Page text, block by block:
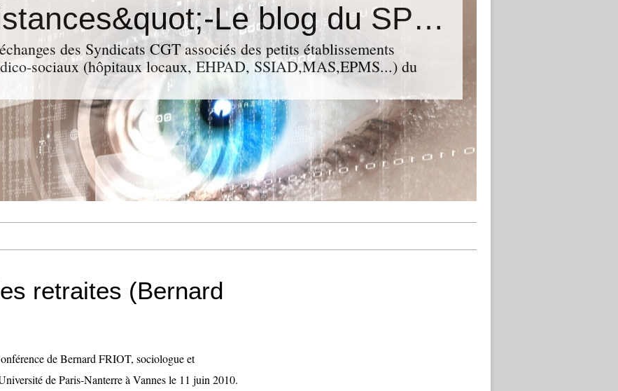
&quot;Résistances&quot;-Le blog du SPHAB/CGT (56-Guémené-sur-Scorff) et des Syndicats CGT associés des petits établissements sanitaires, sociaux et médico-sociaux du Morbihan qui résistent à la casse
des Syndicats CGT associés des petits établissements
sociaux (hôpitaux locaux, EHPAD, SSIAD,MAS,EPMS...) du
retraites (Bernard
de Bernard FRIOT, sociologue et
de Paris-Nanterre à Vannes le 11 juin 2010.